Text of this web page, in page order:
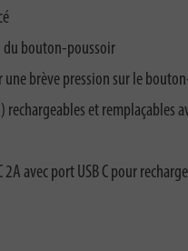
du bouton-poussoir
une brève pression sur le
et remplaçables
avec port USB C pour